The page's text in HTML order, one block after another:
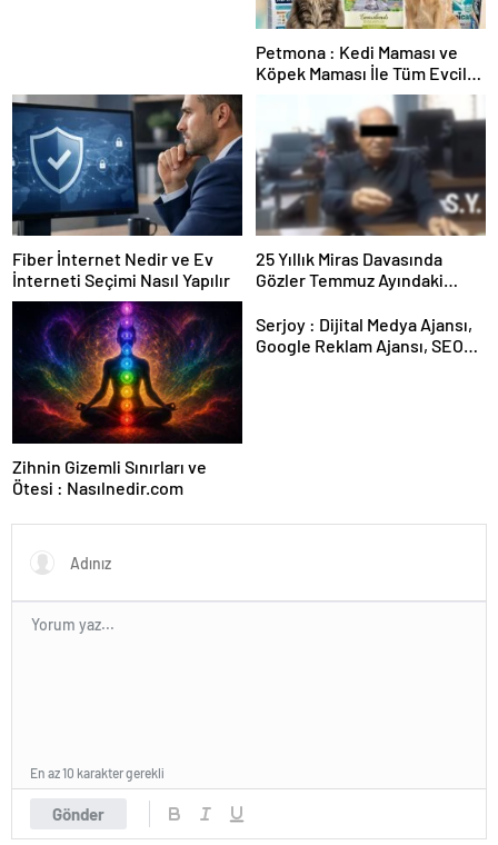
Petmona : Kedi Maması ve
Köpek Maması İle Tüm Evcil
Fiber İnternet Nedir ve Ev
İnterneti Seçimi Nasıl Yapılır
25 Yıllık Miras Davasında
Gözler Temmuz Ayındaki
Zihnin Gizemli Sınırları ve
Ötesi : Nasılnedir.com
Serjoy : Dijital Medya Ajansı,
Google Reklam Ajansı, SEO
Gönder
En az 10 karakter gerekli